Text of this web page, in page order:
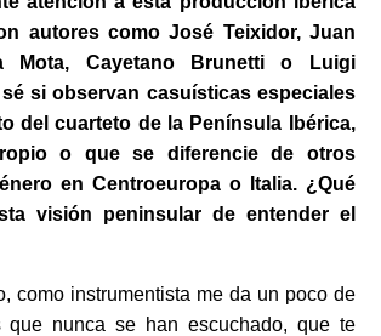
autores como José Teixidor, Juan
Mota, Cayetano Brunetti o Luigi
si observan casuísticas especiales
del cuarteto de la Península Ibérica,
o que se diferencie de otros
en Centroeuropa o Italia. ¿Qué
visión peninsular de entender el
como instrumentista me da un poco de
que nunca se han escuchado, que te